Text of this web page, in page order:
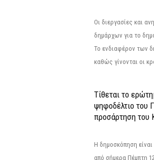
Οι διεργασίες και
δημάρχων για το
Το ενδιαφέρον των
καθώς γίνονται οι
Τίθεται το
ψηφοδέλτιο του
προσάρτηση του
Η δημοσκόπηση
από σήμερα Πέμπτη